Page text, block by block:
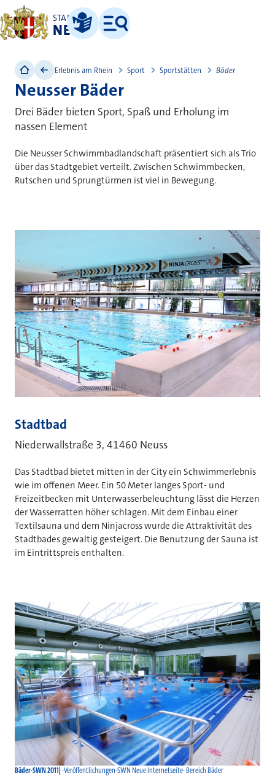
STADT
NEUSS
Leichte Sprache
Menü
Erlebnis am Rhein Sport Sportstätten Bäder
Neusser Bäder
Drei Bäder bieten Sport, Spaß und Erholung im
nassen Element
Die Neusser Schwimmbadlandschaft präsentiert sich als Trio
über das Stadtgebiet verteilt. Zwischen Schwimmbecken,
Rutschen und Sprungtürmen ist viel in Bewegung.
Stadtbad
Niederwallstraße 3, 41460 Neuss
Das Stadtbad bietet mitten in der City ein Schwimmerlebnis
wie im offenen Meer. Ein 50 Meter langes Sport- und
Freizeitbecken mit Unterwasserbeleuchtung lässt die Herzen
der Wasserratten höher schlagen. Mit dem Einbau einer
Textilsauna und dem Ninjacross wurde die Attraktivität des
Stadtbades gewaltig gesteigert. Die Benutzung der Sauna ist
im Eintrittspreis enthalten.
Bäder-SWN 2011 -Veröffentlichungen-SWN Neue Internetseite- Bereich Bäder